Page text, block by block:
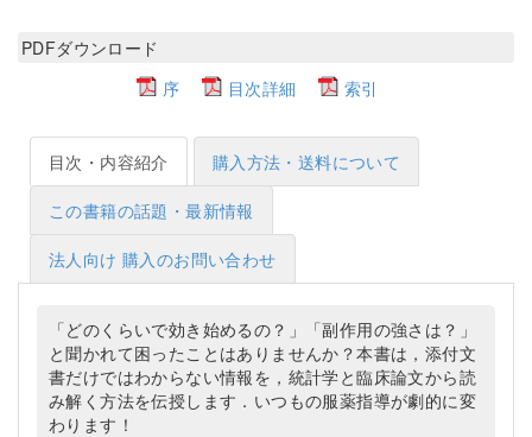
PDFダウンロード
序
目次詳細 索引
目次・内容紹介 購入方法・送料について
この書籍の話題・最新情報
法人向け 購入のお問い合わせ
「どのくらいで効き始めるの？」「副作用の強さは？」
と聞かれて困ったことはありませんか？本書は，添付文
書だけではわからない情報を，統計学と臨床論文から読
み解く方法を伝授します．いつもの服薬指導が劇的に変
わります！